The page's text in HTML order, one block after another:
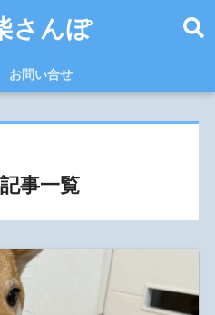
さんぽ
お問い合せ
事一覧